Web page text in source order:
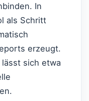
In
als Schritt
erzeugt.
sich etwa